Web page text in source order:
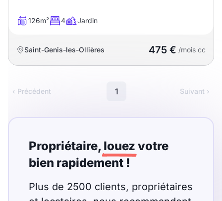
Nombre de pièces
T2 T3 T4 T5
T6 T7
Superficie
126m² 4 Jardin
Saint-Genis-les-Ollières 475 € /mois cc
‹ Précédent 1 Suivant ›
Propriétaire, louez votre
bien rapidement !
Plus de 2500 clients, propriétaires